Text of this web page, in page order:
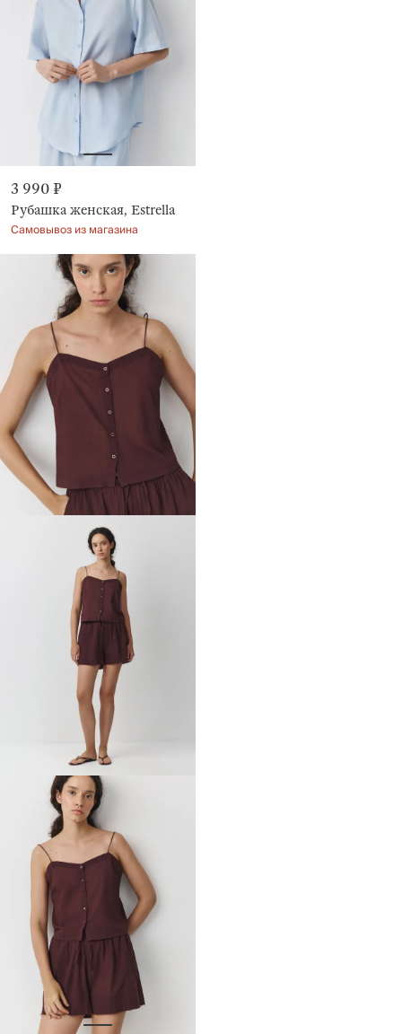
3 990 ₽
Рубашка женская, Estrella
Самовывоз из магазина